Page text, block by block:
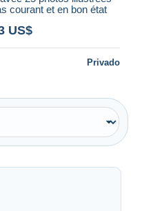
courant et en bon état
US$
Privado